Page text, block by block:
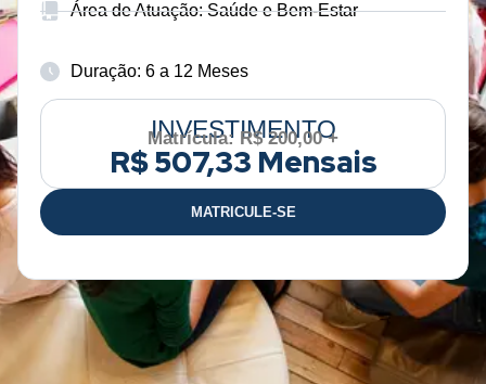
Área de Atuação: Saúde e Bem-Estar
Duração: 6 a 12 Meses
INVESTIMENTO
Matrícula: R$ 200,00 +
R$ 507,33 Mensais
MATRICULE-SE